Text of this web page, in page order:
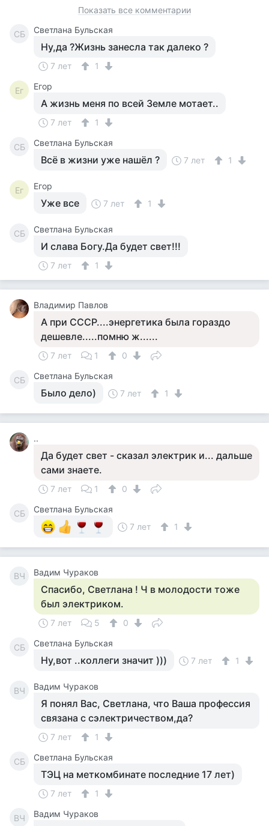
Показать все комментарии
СБ Светлана Бульская
Ну,да ?Жизнь занесла так далеко ?
7 лет 1
Ег Егор
А жизнь меня по всей Земле мотает..
7 лет 1
СБ Светлана Бульская
Всё в жизни уже нашёл ? 7 лет 1
Ег Егор
Уже все 7 лет 1
СБ Светлана Бульская
И слава Богу.Да будет свет!!!
7 лет 1
Владимир Павлов
А при СССР....энергетика была гораздо
дешевле.....помню ж......
7 лет 1 0
СБ Светлана Бульская
Было дело) 7 лет 1
..
Да будет свет - сказал электрик и... дальше
сами знаете.
7 лет 1 0
СБ
Светлана Бульская
7 лет
1
ВЧ Вадим Чураков
Спасибо, Светлана ! Ч в молодости тоже
был электриком.
7 лет 5 0
СБ Светлана Бульская
Ну,вот ..коллеги значит ))) 7 лет 1
ВЧ Вадим Чураков
Я понял Вас, Светлана, что Ваша профессия
связана с сэлектричеством,да?
7 лет 1
СБ Светлана Бульская
ТЭЦ на меткомбинате последние 17 лет)
7 лет 1
ВЧ Вадим Чураков